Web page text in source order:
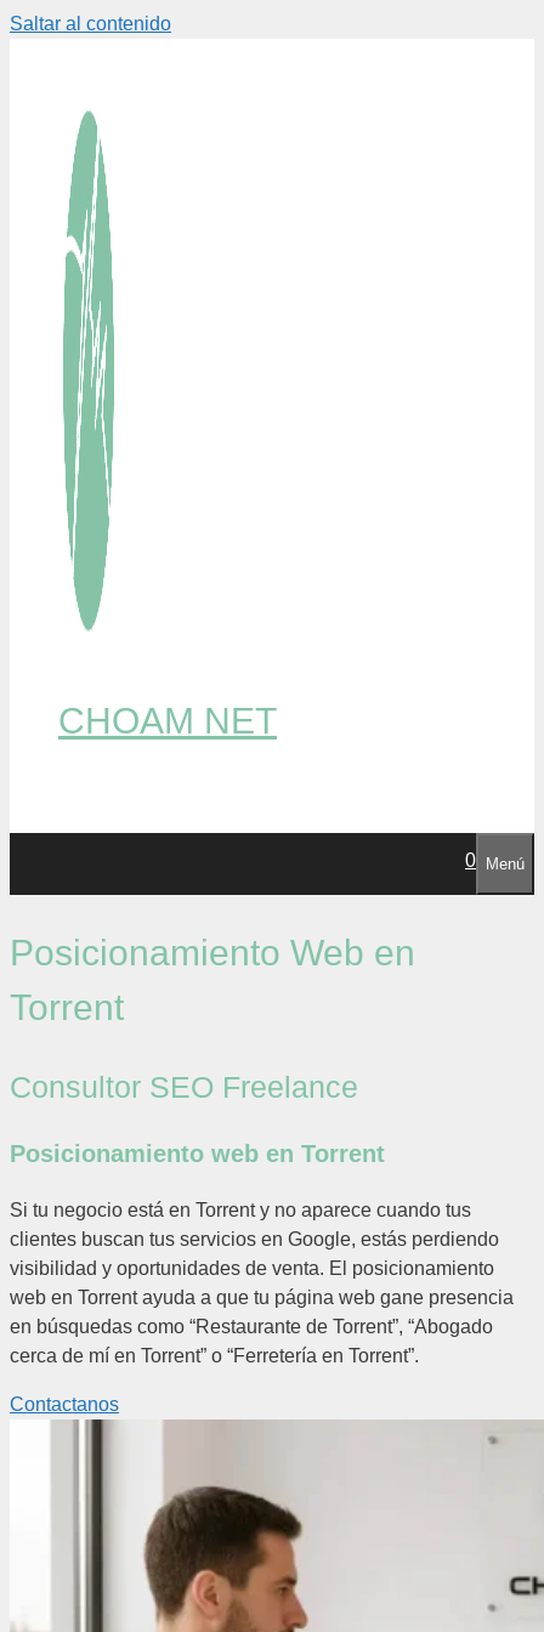
Saltar al contenido
CHOAM NET
0 Menú
Posicionamiento Web en
Torrent
Consultor SEO Freelance
Posicionamiento web en Torrent
Si tu negocio está en Torrent y no aparece cuando tus
clientes buscan tus servicios en Google, estás perdiendo
visibilidad y oportunidades de venta. El posicionamiento
web en Torrent ayuda a que tu página web gane presencia
en búsquedas como “Restaurante de Torrent”, “Abogado
cerca de mí en Torrent” o “Ferretería en Torrent”.
Contactanos